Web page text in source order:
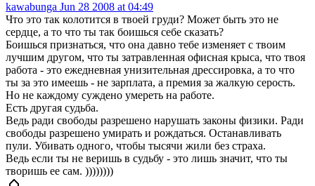
kawabunga Jun 28 2008 at 04:49
Что это так колотится в твоей груди? Может быть это не
сердце, а то что ты так боишься себе сказать?
Боишься признаться, что она давно тебе изменяет с твоим
лучшим другом, что ты затравленная офисная крыса, что твоя
работа - это ежедневная унизительная дрессировка, а то что
ты за это имеешь - не зарплата, а премия за жалкую серость.
Но не каждому суждено умереть на работе.
Есть другая судьба.
Ведь ради свободы разрешено нарушать законы физики. Ради
свободы разрешено умирать и рождаться. Останавливать
пули. Убивать одного, чтобы тысячи жили без страха.
Ведь если ты не веришь в судьбу - это лишь значит, что ты
творишь ее сам. ))))))))